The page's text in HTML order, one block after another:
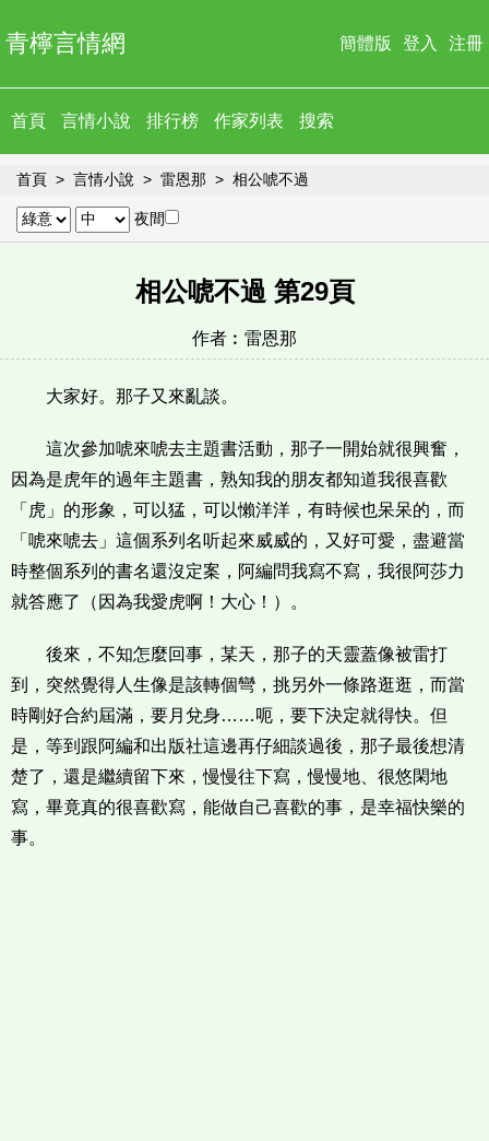
青檸言情網 簡體版 登入 注冊
首頁 言情小說 排行榜 作家列表 搜索
首頁 言情小說 雷恩那 相公唬不過
夜間
相公唬不過 第29頁
作者︰ 雷恩那
大家好。那子又來亂談。
這次參加唬來唬去主題書活動，那子一開始就很興奮，
因為是虎年的過年主題書，熟知我的朋友都知道我很喜歡
「虎」的形象，可以猛，可以懶洋洋，有時候也呆呆的，而
「唬來唬去」這個系列名听起來威威的，又好可愛，盡避當
時整個系列的書名還沒定案，阿編問我寫不寫，我很阿莎力
就答應了（因為我愛虎啊！大心！）。
後來，不知怎麼回事，某天，那子的天靈蓋像被雷打
到，突然覺得人生像是該轉個彎，挑另外一條路逛逛，而當
時剛好合約屆滿，要月兌身……呃，要下決定就得快。但
是，等到跟阿編和出版社這邊再仔細談過後，那子最後想清
楚了，還是繼續留下來，慢慢往下寫，慢慢地、很悠閑地
寫，畢竟真的很喜歡寫，能做自己喜歡的事，是幸福快樂的
事。